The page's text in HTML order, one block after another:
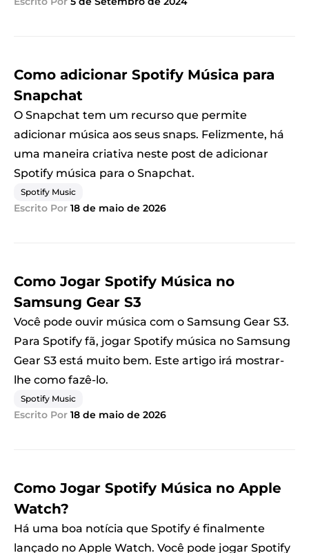
Como adicionar Spotify Música para
Snapchat
O Snapchat tem um recurso que permite
adicionar música aos seus snaps. Felizmente, há
uma maneira criativa neste post de adicionar
Spotify música para o Snapchat.
Spotify Music
Escrito Por 18 de maio de 2026
Como Jogar Spotify Música no
Samsung Gear S3
Você pode ouvir música com o Samsung Gear S3.
Para Spotify fã, jogar Spotify música no Samsung
Gear S3 está muito bem. Este artigo irá mostrar-
lhe como fazê-lo.
Spotify Music
Escrito Por 18 de maio de 2026
Como Jogar Spotify Música no Apple
Watch?
Há uma boa notícia que Spotify é finalmente
lançado no Apple Watch. Você pode jogar Spotify